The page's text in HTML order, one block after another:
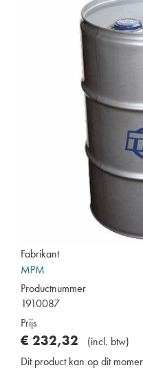
Fabrikant
MPM
Productnummer
1910087
Prijs
€ 232,32 (incl. btw)
Dit product kan op dit